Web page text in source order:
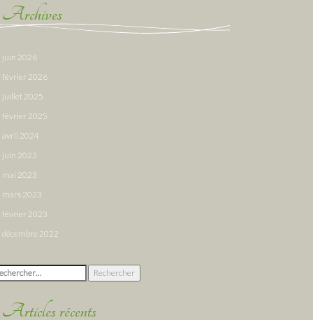
Archives
juin 2026
février 2026
juillet 2025
février 2025
avril 2024
juin 2023
mai 2023
mars 2023
février 2023
décembre 2022
:
Articles récents